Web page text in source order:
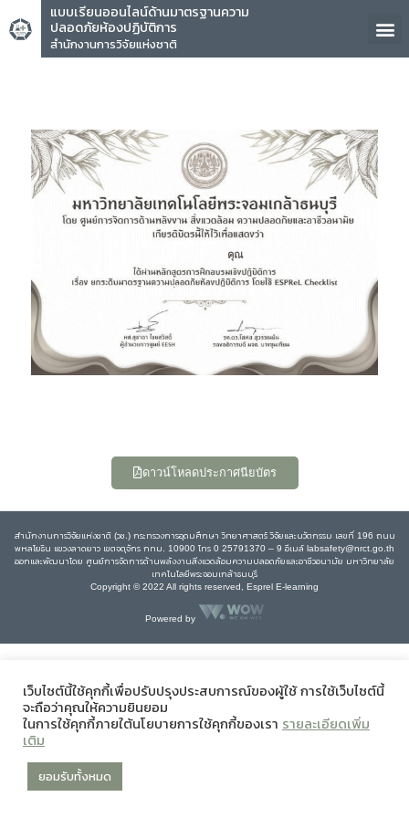
แบบเรียนออนไลน์ด้านมาตรฐานความ
ปลอดภัยห้องปฏิบัติการ
สำนักงานการวิจัยแห่งชาติ
คุณ
ดาวน์โหลดประกาศนียบัตร
สำนักงานการวิจัยแห่งชาติ (วช.) กระทรวงการอุดมศึกษา วิทยาศาสตร์ วิจัยและนวัตกรรม เลขที่ 196 ถนน
พหลโยธิน แขวงลาดยาว เขตจตุจักร กทม. 10900 โทร 0 25791370 – 9 อีเมล์ labsafety@nrct.go.th
ออกและพัฒนาโดย ศูนย์การจัดการด้านพลังงานสิ่งแวดล้อมความปลอดภัยและอาชีวอนามัย มหาวิทยาลัย
เทคโนโลยีพระจอมเกล้าธนบุรี
Copyright © 2022 All rights reserved, Esprel E-learning
Powered by
เว็บไซต์นี้ใช้คุกกี้เพื่อปรับปรุงประสบการณ์ของผู้ใช้ การใช้เว็บไซต์นี้
จะถือว่าคุณให้ความยินยอม
ในการใช้คุกกี้ภายใต้นโยบายการใช้คุกกี้ของเรา รายละเอียดเพิ่ม
เติม
ยอมรับทั้งหมด